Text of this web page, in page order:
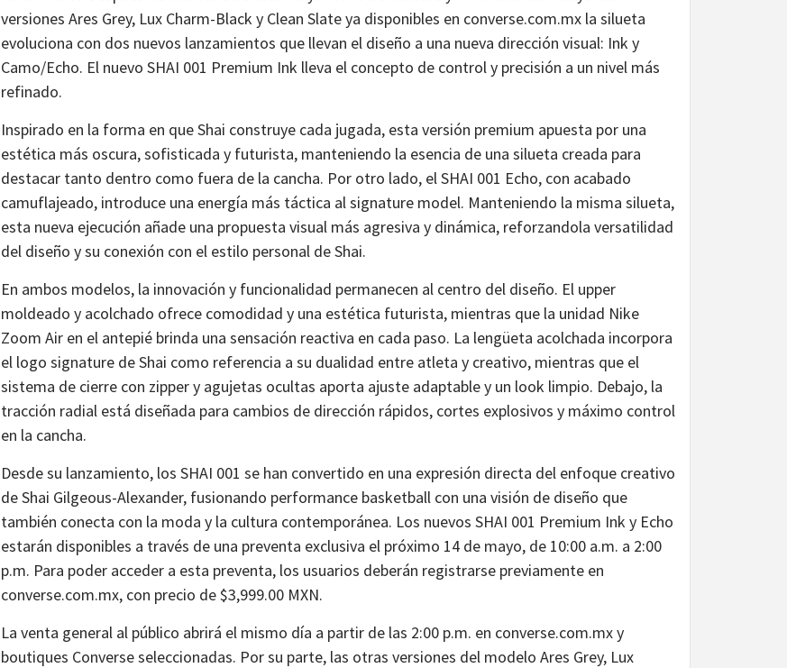
versiones Ares Grey, Lux Charm-Black y Clean Slate ya disponibles en converse.com.mx la silueta
evoluciona con dos nuevos lanzamientos que llevan el diseño a una nueva dirección visual: Ink y
Camo/Echo. El nuevo SHAI 001 Premium Ink lleva el concepto de control y precisión a un nivel más
refinado.
Inspirado en la forma en que Shai construye cada jugada, esta versión premium apuesta por una
estética más oscura, sofisticada y futurista, manteniendo la esencia de una silueta creada para
destacar tanto dentro como fuera de la cancha. Por otro lado, el SHAI 001 Echo, con acabado
camuflajeado, introduce una energía más táctica al signature model. Manteniendo la misma silueta,
esta nueva ejecución añade una propuesta visual más agresiva y dinámica, reforzandola versatilidad
del diseño y su conexión con el estilo personal de Shai.
En ambos modelos, la innovación y funcionalidad permanecen al centro del diseño. El upper
moldeado y acolchado ofrece comodidad y una estética futurista, mientras que la unidad Nike
Zoom Air en el antepié brinda una sensación reactiva en cada paso. La lengüeta acolchada incorpora
el logo signature de Shai como referencia a su dualidad entre atleta y creativo, mientras que el
sistema de cierre con zipper y agujetas ocultas aporta ajuste adaptable y un look limpio. Debajo, la
tracción radial está diseñada para cambios de dirección rápidos, cortes explosivos y máximo control
en la cancha.
Desde su lanzamiento, los SHAI 001 se han convertido en una expresión directa del enfoque creativo
de Shai Gilgeous-Alexander, fusionando performance basketball con una visión de diseño que
también conecta con la moda y la cultura contemporánea. Los nuevos SHAI 001 Premium Ink y Echo
estarán disponibles a través de una preventa exclusiva el próximo 14 de mayo, de 10:00 a.m. a 2:00
p.m. Para poder acceder a esta preventa, los usuarios deberán registrarse previamente en
converse.com.mx, con precio de $3,999.00 MXN.
La venta general al público abrirá el mismo día a partir de las 2:00 p.m. en converse.com.mx y
boutiques Converse seleccionadas. Por su parte, las otras versiones del modelo Ares Grey, Lux